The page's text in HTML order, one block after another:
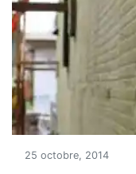
25 octobre, 2014